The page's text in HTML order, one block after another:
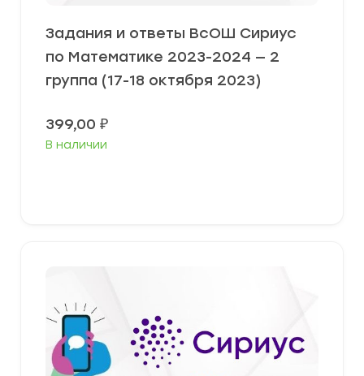
Задания и ответы ВсОШ Сириус
по Математике 2023-2024 — 2
группа (17-18 октября 2023)
399,00 ₽
В наличии